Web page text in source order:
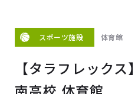
スポーツ施設 体育館
【タラフレック